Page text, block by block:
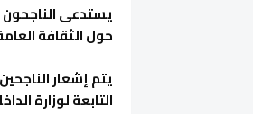
يستدعى الناجحون
حول الثقافة
يتم إشعار
التابعة لوزارة